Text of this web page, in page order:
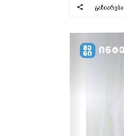
გაზიარება